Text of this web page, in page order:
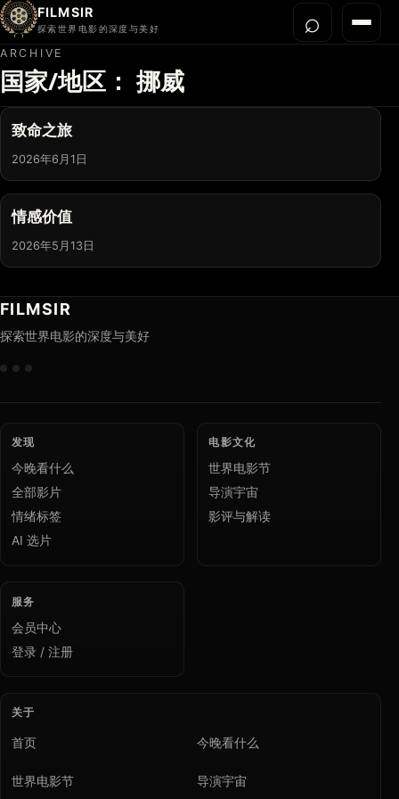
FILMSIR
探索世界电影的深度与美好 菜单
首页
今晚看什么
世界电影节
导演宇宙
影片库
关于我们
⌕打开
ARCHIVE
国家/地区： 挪威
致命之旅
2026年6月1日
情感价值
2026年5月13日
FILMSIR
探索世界电影的深度与美好
发现
今晚看什么
全部影片
情绪标签
AI 选片
电影文化
世界电影节
导演宇宙
影评与解读
服务
会员中心
登录 / 注册
关于
首页 今晚看什么
世界电影节 导演宇宙